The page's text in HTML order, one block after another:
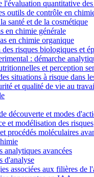
l'évaluation quantitative
outils de contrôle en
santé et de la cosmétique
en chimie générale
en chimie organique
risques biologiques et
: démarche
et perception
situations à risque dans
et qualité de vie au
découverte et modes
et modélisation des risques
procédés moléculaires
analytiques avancées
d'analyse
associées aux filières de